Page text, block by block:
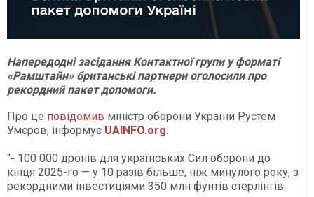
Напередодні засідання Контактної групи у форматі
«Рамштайн» британські партнери оголосили про
рекордний пакет допомоги.
Про це повідомив міністр оборони України Рустем
Умєров, інформує UAINFO.org.
"- 100 000 дронів для українських Сил оборони до
кінця 2025-го — у 10 разів більше, ніж минулого року, з
рекордними інвестиціями 350 млн фунтів стерлінгів.